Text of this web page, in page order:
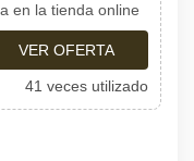
en la tienda online
VER OFERTA
41 veces utilizado